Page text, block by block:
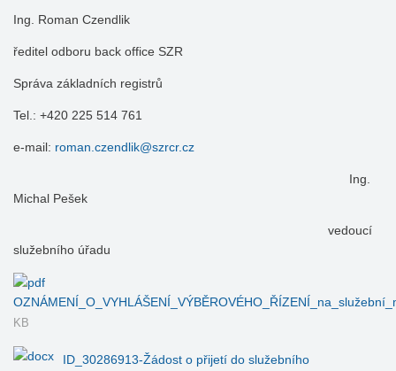
Ing. Roman Czendlik
ředitel odboru back office SZR
Správa základních registrů
Tel.: +420 225 514 761
e-mail: roman.czendlik@szrcr.cz
Ing.
Michal Pešek
vedoucí
služebního úřadu
KB
ID_30286913-Žádost o přijetí do služebního